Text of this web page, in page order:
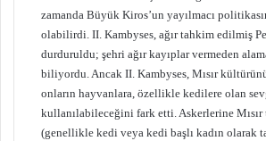
zamanda Büyük Kiros’un yayılmacı
olabilirdi. II. Kambyses, ağır tahkim edilmiş
durduruldu; şehri ağır kayıplar vermeden
biliyordu. Ancak II. Kambyses, Mısır
onların hayvanlara, özellikle kedilere olan
kullanılabileceğini fark etti. Askerlerine Mısır
(genellikle kedi veya kedi başlı kadın olarak